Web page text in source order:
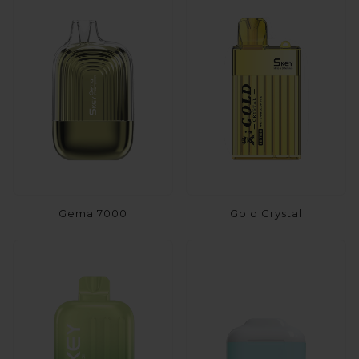
Gema 7000 Gold Crystal